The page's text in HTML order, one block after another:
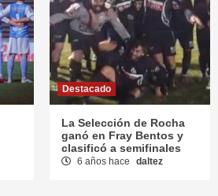
Destacado
La Selección de Rocha
ganó en Fray Bentos y
clasificó a semifinales
6 años hace daltez